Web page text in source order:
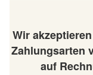
Wir
Zahlungsarten
auf